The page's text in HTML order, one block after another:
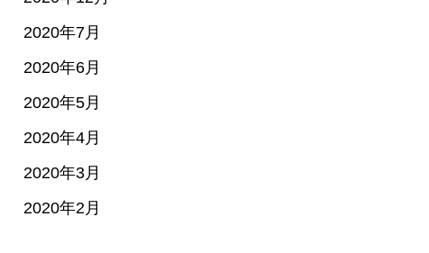
2020年7月
2020年6月
2020年5月
2020年4月
2020年3月
2020年2月